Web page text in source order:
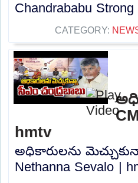
Chandrababu
CATEGORY:
hmtv
అధికారులను
Nethanna Sevalo |